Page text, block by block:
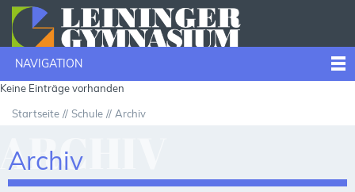
NAVIGATION
Keine Einträge vorhanden
Startseite Schule Archiv
Archiv